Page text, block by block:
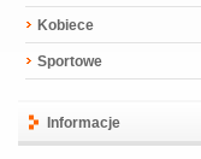
Kobiece
Sportowe
Informacje